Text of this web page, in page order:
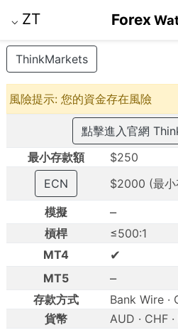
⌵ ZT Forex
ThinkMarkets
風險提示: 您的資金存在風險
點擊進入官網
最小存款額
$250
ECN
$2000 (最小
模擬
–
槓桿
≤500:1
MT4
✔
MT5 –
存款方式
Bank Wire ·
貨幣
AUD · CHF ·